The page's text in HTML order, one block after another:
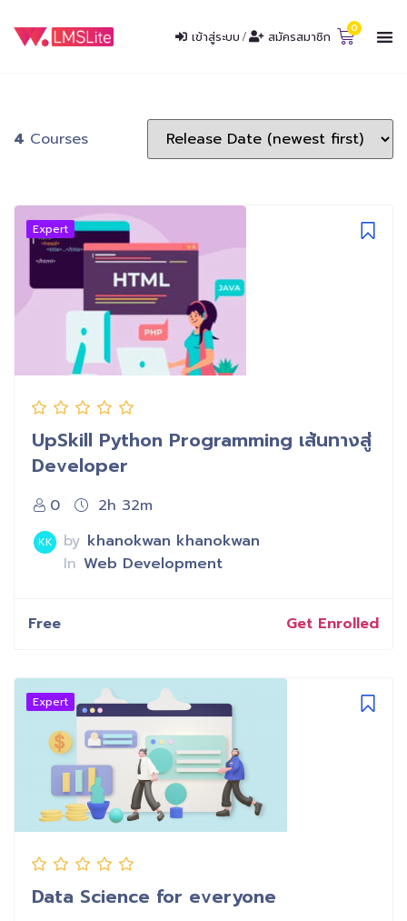
เข้าสู่ระบบ/ สมัครสมาชิก
4 Courses
Expert
UpSkill Python Programming เส้นทางสู่
Developer
0 2h 32m
KK by khanokwan khanokwan
In Web Development
Free Get Enrolled
Expert
Data Science for everyone